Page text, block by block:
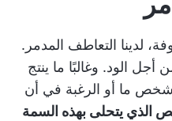
لدينا التعاطف المدمر.
الود. وغالبًا ما ينتج
ما أو الرغبة في أن
الذي يتحلى بهذه السمة